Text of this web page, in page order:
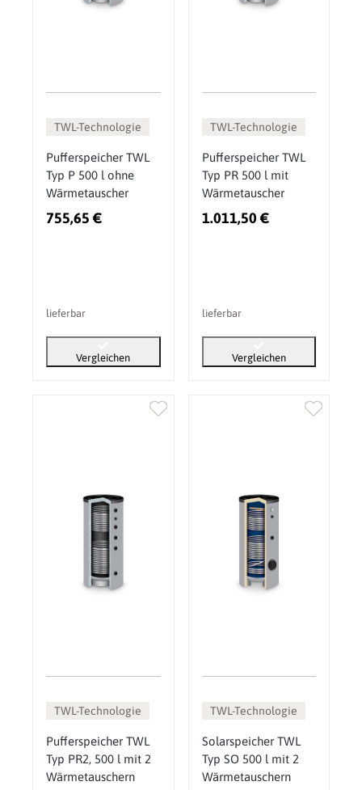
TWL-Technologie
Pufferspeicher TWL
Typ P 500 l ohne
Wärmetauscher
755,65 €
lieferbar
Vergleichen
TWL-Technologie
Pufferspeicher TWL
Typ PR 500 l mit
Wärmetauscher
1.011,50 €
lieferbar
Vergleichen
TWL-Technologie
Pufferspeicher TWL
Typ PR2, 500 l mit 2
Wärmetauschern
TWL-Technologie
Solarspeicher TWL
Typ SO 500 l mit 2
Wärmetauschern